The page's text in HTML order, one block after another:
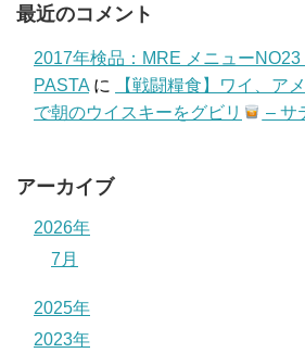
最近のコメント
2017年検品：MRE メニュー
PASTA に
【戦闘糧食】ワイ、ア
で朝のウイスキーをグビリ
– サ
アーカイブ
2026年
7月
2025年
2023年